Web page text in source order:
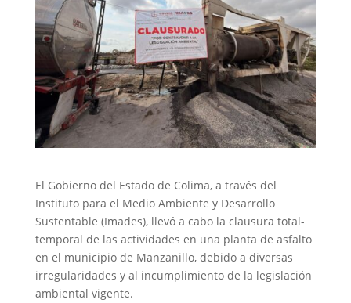
El Gobierno del Estado de Colima, a través del
Instituto para el Medio Ambiente y Desarrollo
Sustentable (Imades), llevó a cabo la clausura total-
temporal de las actividades en una planta de asfalto
en el municipio de Manzanillo, debido a diversas
irregularidades y al incumplimiento de la legislación
ambiental vigente.